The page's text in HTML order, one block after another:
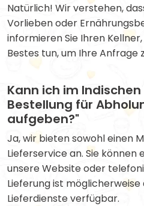
Natürlich! Wir verstehen,
Vorlieben oder
informieren Sie Ihren
Bestes tun, um Ihre Anfrage
Kann ich im
Bestellung für
aufgeben?"
Ja, wir bieten sowohl einen
Lieferservice an. Sie können
unsere Website oder
Lieferung ist
Lieferdienste verfügbar.